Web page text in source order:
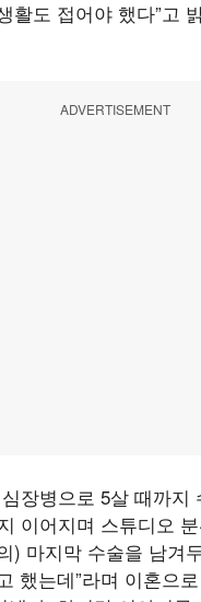
활도 접어야 했다”고
ADVERTISEMENT
장병으로 5살 때까지
이어지며 스튜디오
) 마지막 수술을 남겨
했는데”라며 이혼으